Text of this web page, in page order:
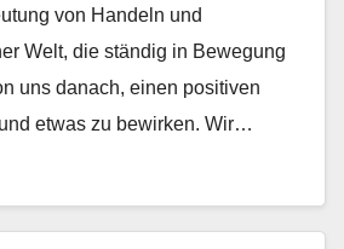
von Handeln und
Welt, die ständig in Bewegung
uns danach, einen positiven
etwas zu bewirken. Wir…